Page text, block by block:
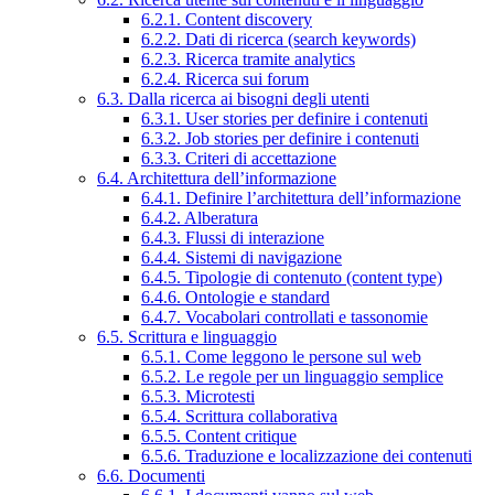
6.2.1. Content discovery
6.2.2. Dati di ricerca (search keywords)
6.2.3. Ricerca tramite analytics
6.2.4. Ricerca sui forum
6.3. Dalla ricerca ai bisogni degli utenti
6.3.1. User stories per definire i contenuti
6.3.2. Job stories per definire i contenuti
6.3.3. Criteri di accettazione
6.4. Architettura dell’informazione
6.4.1. Definire l’architettura dell’informazione
6.4.2. Alberatura
6.4.3. Flussi di interazione
6.4.4. Sistemi di navigazione
6.4.5. Tipologie di contenuto (content type)
6.4.6. Ontologie e standard
6.4.7. Vocabolari controllati e tassonomie
6.5. Scrittura e linguaggio
6.5.1. Come leggono le persone sul web
6.5.2. Le regole per un linguaggio semplice
6.5.3. Microtesti
6.5.4. Scrittura collaborativa
6.5.5. Content critique
6.5.6. Traduzione e localizzazione dei contenuti
6.6. Documenti